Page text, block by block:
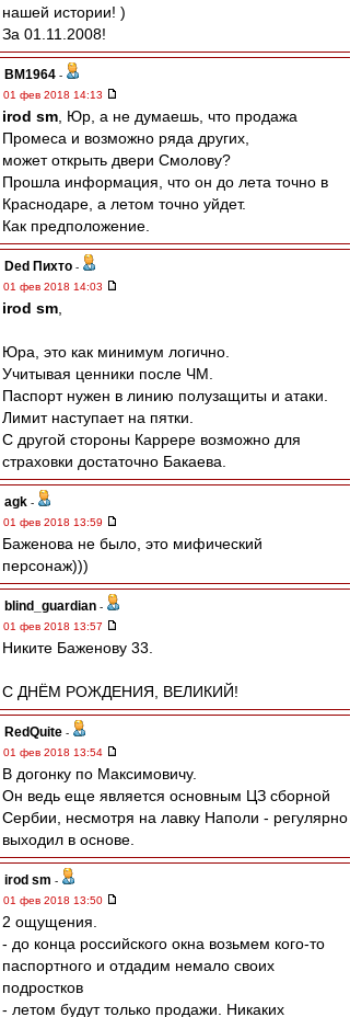
нашей истории! )
За 01.11.2008!
BM1964 -
01 фев 2018 14:13
irod sm , Юр, а не думаешь, что продажа
Промеса и возможно ряда других,
может открыть двери Смолову?
Прошла информация, что он до лета точно в
Краснодаре, а летом точно уйдет.
Как предположение.
Ded Пихто -
01 фев 2018 14:03
irod sm
Юра, это как минимум логично.
Учитывая ценники после ЧМ.
Паспорт нужен в линию полузащиты и атаки.
Лимит наступает на пятки.
С другой стороны Каррере возможно для
страховки достаточно Бакаева.
agk -
01 фев 2018 13:59
Баженова не было, это мифический
персонаж)))
blind_guardian -
01 фев 2018 13:57
Никите Баженову 33.
С ДНЁМ РОЖДЕНИЯ, ВЕЛИКИЙ!
RedQuite -
01 фев 2018 13:54
В догонку по Максимовичу.
Он ведь еще является основным ЦЗ сборной
Сербии, несмотря на лавку Наполи - регулярно
выходил в основе.
irod sm -
01 фев 2018 13:50
2 ощущения.
- до конца российского окна возьмем кого-то
паспортного и отдадим немало своих
подростков
- летом будут только продажи. Никаких